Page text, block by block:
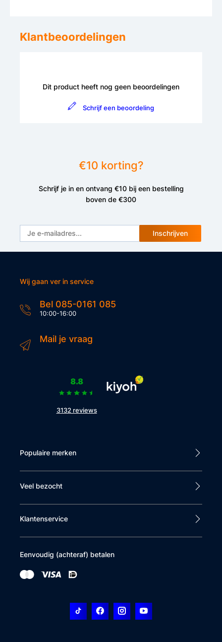
Klantbeoordelingen
Dit product heeft nog geen beoordelingen
Schrijf een beoordeling
€10 korting?
Schrijf je in en ontvang €10 bij een bestelling
boven de €300
Inschrijven
Wij gaan ver in service
Bel 085-0161 085
10:00-16:00
Mail je vraag
8.8
3132 reviews
Populaire merken
Veel bezocht
Klantenservice
Eenvoudig (achteraf) betalen